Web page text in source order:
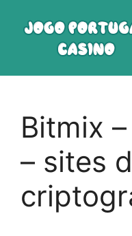
Bitmix
– sites